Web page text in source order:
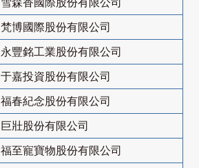
梵博國際股份有限公司
永豐銘工業股份有限公司
于嘉投資股份有限公司
福春紀念股份有限公司
巨壯股份有限公司
福至寵寶物股份有限公司